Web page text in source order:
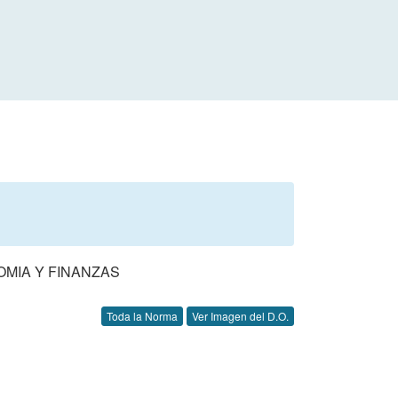
Y FINANZAS
Toda la Norma Ver Imagen del D.O.